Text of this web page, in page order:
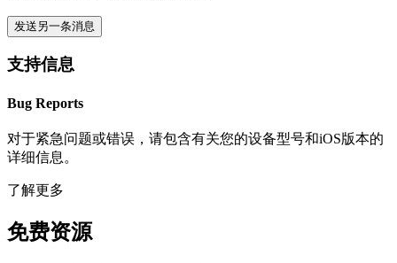
发送另一条消息
支持信息
Bug Reports
对于紧急问题或错误，请包含有关您的设备型号和iOS版本的
详细信息。
了解更多
免费资源